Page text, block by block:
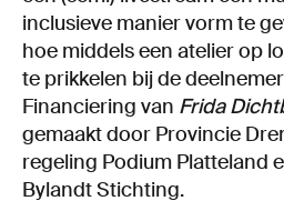
inclusieve manier vorm te
hoe middels een atelier op
te prikkelen bij de
Financiering van Frida
gemaakt door Provincie
regeling Podium Platteland
Bylandt Stichting.